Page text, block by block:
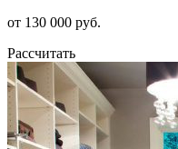
от 130 000 руб.
Рассчитать